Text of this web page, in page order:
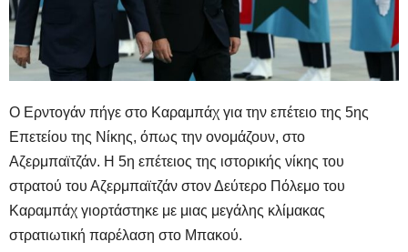
Ο Ερντογάν πήγε στο Καραμπάχ για την επέτειο της 5ης
Επετείου της Νίκης, όπως την ονομάζουν, στο
Αζερμπαϊτζάν. Η 5η επέτειος της ιστορικής νίκης του
στρατού του Αζερμπαϊτζάν στον Δεύτερο Πόλεμο του
Καραμπάχ γιορτάστηκε με μιας μεγάλης κλίμακας
στρατιωτική παρέλαση στο Μπακού.